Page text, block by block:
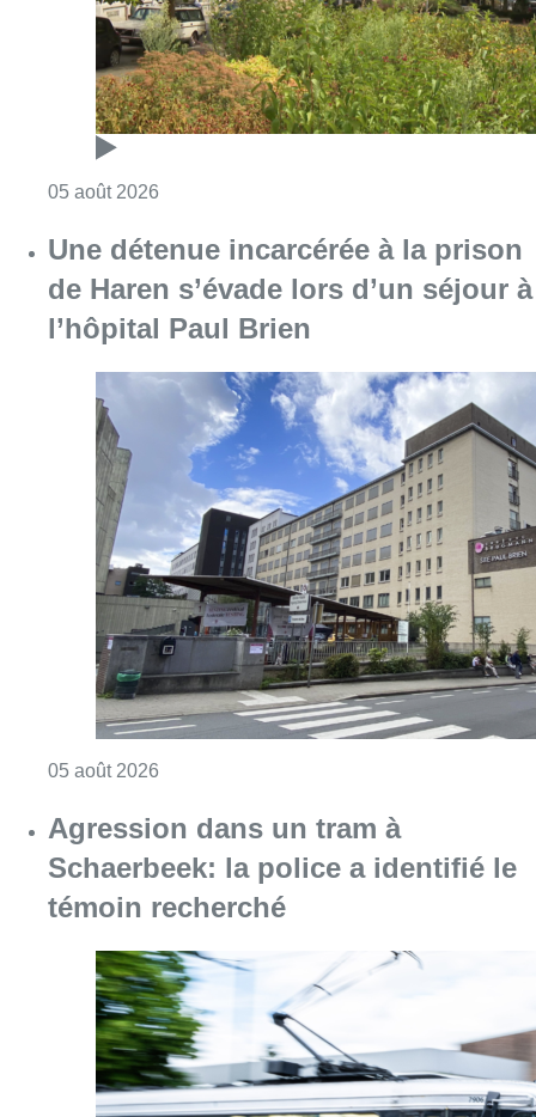
05 août 2026
Une détenue incarcérée à la prison
de Haren s’évade lors d’un séjour à
l’hôpital Paul Brien
05 août 2026
Agression dans un tram à
Schaerbeek: la police a identifié le
témoin recherché